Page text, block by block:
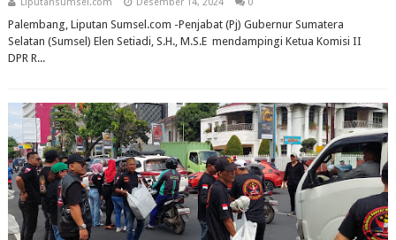
Palembang, Liputan Sumsel.com -Penjabat (Pj) Gubernur Sumatera
Selatan (Sumsel) Elen Setiadi, S.H., M.S.E mendampingi Ketua Komisi II
DPR R...